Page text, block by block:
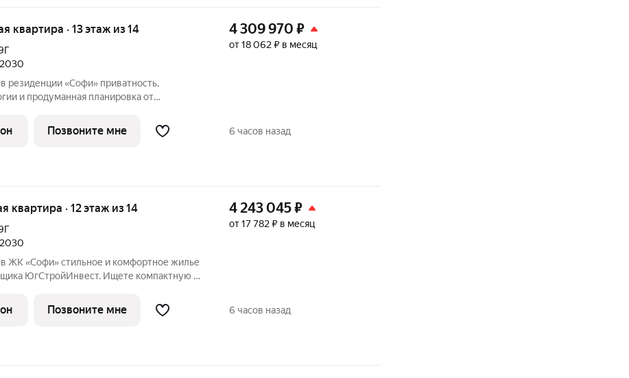
квартира · 13 этаж из 14
2030
«Софи» приватность,
и продуманная планировка от
и сдачи в аренду. Возможна сдача
4 309 970 ₽
от 18 062 ₽ в месяц
Позвоните мне 6 часов назад
квартира · 12 этаж из 14
2030
и комфортное жилье
ЮгСтройИнвест. Ищете компактную и
вариант для самостоятельной жизни или
4 243 045₽
от 17 782 ₽ в месяц
Позвоните мне 6 часов назад